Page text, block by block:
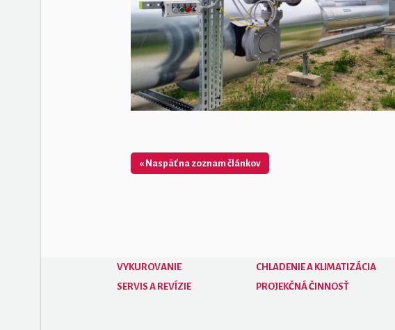
« Naspäť na zoznam článkov
VYKUROVANIE CHLADENIE A KLIMATIZÁCIA
SERVIS A REVÍZIE
PROJEKČNÁ ČINNOSŤ